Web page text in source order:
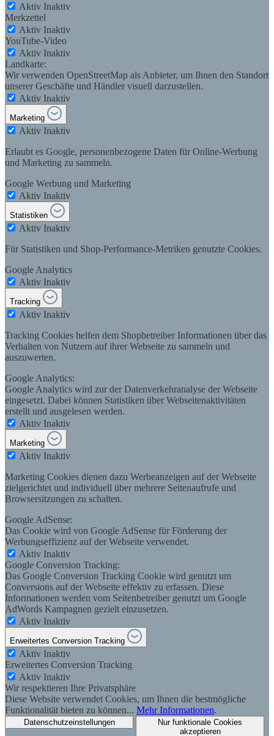
Aktiv Inaktiv
Merkzettel
Aktiv Inaktiv
YouTube-Video
Aktiv Inaktiv
Landkarte:
Wir verwenden OpenStreetMap als Anbieter, um Ihnen den Standort
unserer Geschäfte und Händler visuell darzustellen.
Aktiv Inaktiv
Marketing
Aktiv Inaktiv
Erlaubt es Google, personenbezogene Daten für Online-Werbung
und Marketing zu sammeln.
Google Werbung und Marketing
Aktiv Inaktiv
Statistiken
Aktiv Inaktiv
Für Statistiken und Shop-Performance-Metriken genutzte Cookies.
Google Analytics
Aktiv Inaktiv
Tracking
Aktiv Inaktiv
Tracking Cookies helfen dem Shopbetreiber Informationen über das
Verhalten von Nutzern auf ihrer Webseite zu sammeln und
auszuwerten.
Google Analytics:
Google Analytics wird zur der Datenverkehranalyse der Webseite
eingesetzt. Dabei können Statistiken über Webseitenaktivitäten
erstellt und ausgelesen werden.
Aktiv Inaktiv
Marketing
Aktiv Inaktiv
Marketing Cookies dienen dazu Werbeanzeigen auf der Webseite
zielgerichtet und individuell über mehrere Seitenaufrufe und
Browsersitzungen zu schalten.
Google AdSense:
Das Cookie wird von Google AdSense für Förderung der
Werbungseffizienz auf der Webseite verwendet.
Aktiv Inaktiv
Google Conversion Tracking:
Das Google Conversion Tracking Cookie wird genutzt um
Conversions auf der Webseite effektiv zu erfassen. Diese
Informationen werden vom Seitenbetreiber genutzt um Google
AdWords Kampagnen gezielt einzusetzen.
Aktiv Inaktiv
Erweitertes Conversion Tracking
Aktiv Inaktiv
Erweitertes Conversion Tracking
Aktiv Inaktiv
Wir respektieren Ihre Privatsphäre
Diese Website verwendet Cookies, um Ihnen die bestmögliche
Funktionalität bieten zu können... Mehr Informationen.
Datenschutzeinstellungen
Nur funktionale Cookies
akzeptieren